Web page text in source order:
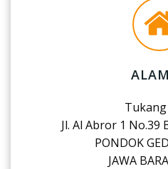
Tukang
Jl. Al Abror 1 No.39
PONDOK
JAWA